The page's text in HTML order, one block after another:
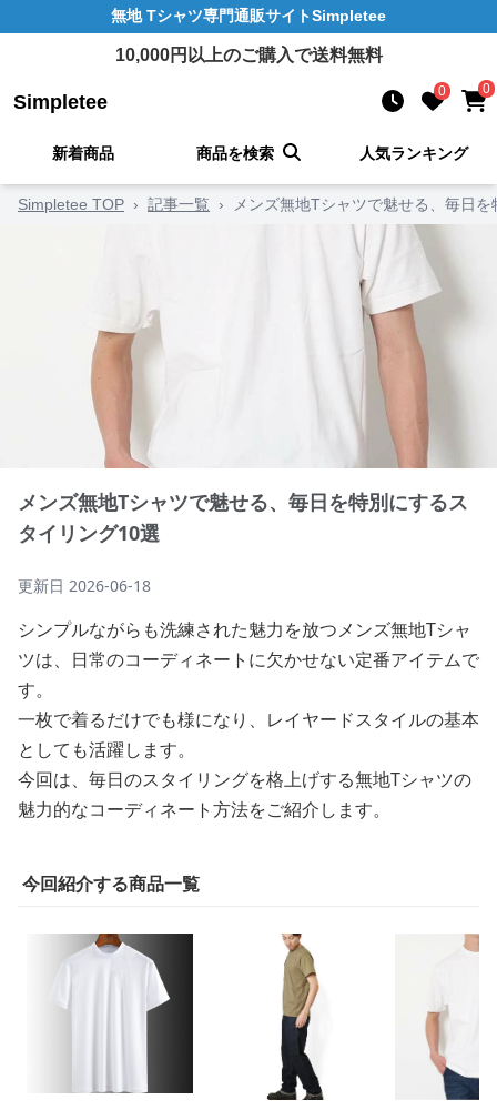
無地 Tシャツ専門通販サイトSimpletee
10,000円以上のご購入で送料無料
Simpletee 0 0
新着商品 商品を検索 人気ランキング
Simpletee TOP › 記事一覧 › メンズ無地Tシャツで魅せる、毎日
メンズ無地Tシャツで魅せる、毎日を特別にするス
タイリング10選
更新日 2026-06-18
シンプルながらも洗練された魅力を放つメンズ無地Tシャ
ツは、日常のコーディネートに欠かせない定番アイテムで
す。
一枚で着るだけでも様になり、レイヤードスタイルの基本
としても活躍します。
今回は、毎日のスタイリングを格上げする無地Tシャツの
魅力的なコーディネート方法をご紹介します。
今回紹介する商品一覧